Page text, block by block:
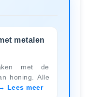
metalen
met de
honing. Alle
Lees meer